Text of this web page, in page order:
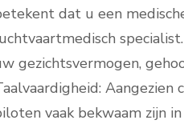
dat u een
gezichtsvermogen,
vaak bekwaam zijn